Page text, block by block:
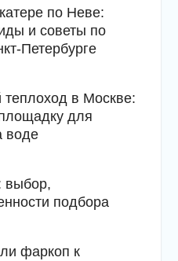
по Неве:
и советы по
Петербурге
теплоход в Москве:
для
воде
выбор,
подбора
фаркоп к